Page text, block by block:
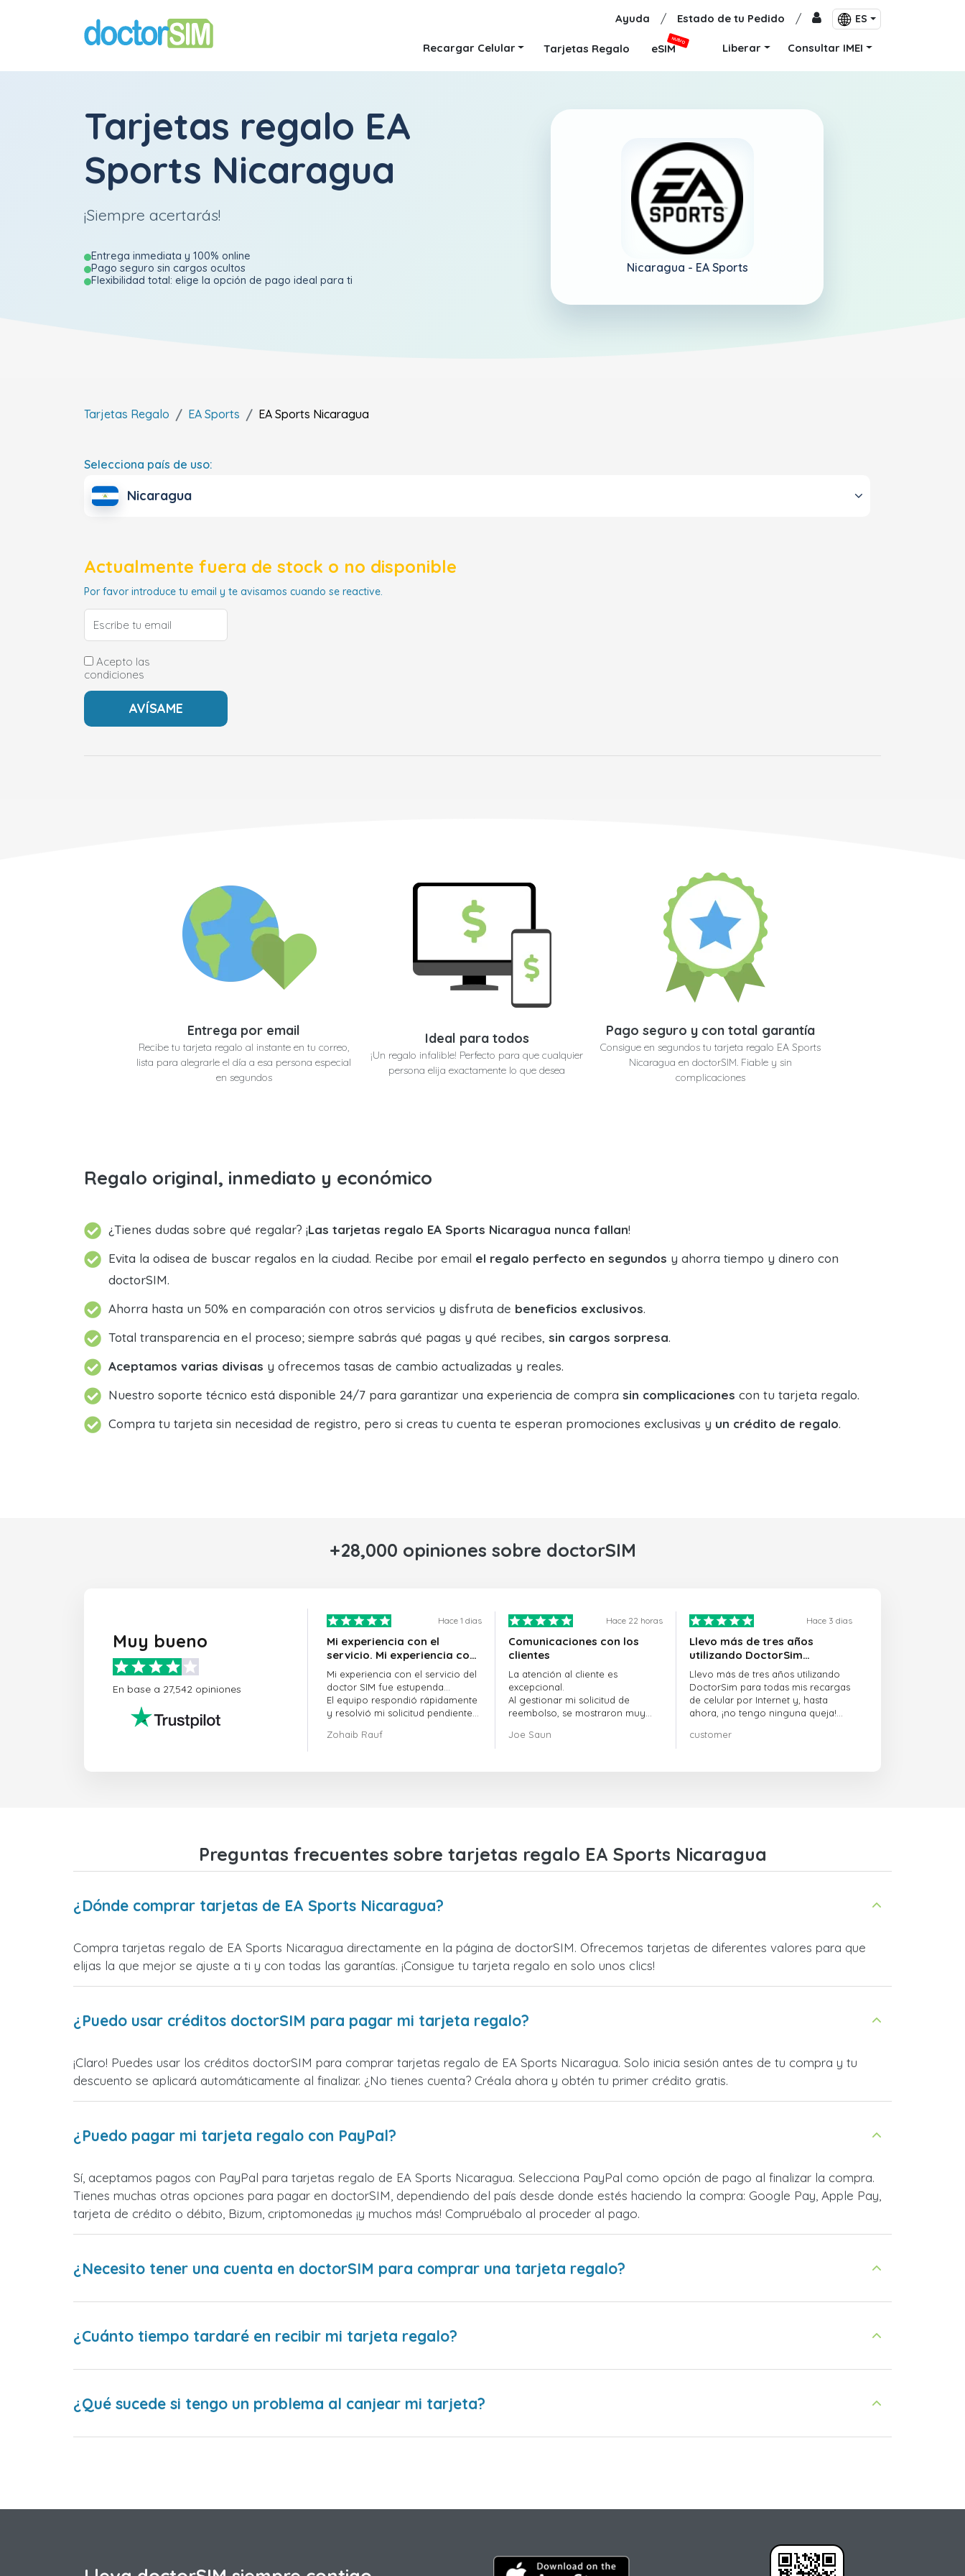
Ayuda / Estado de tu Pedido / ES
Recargar Celular Tarjetas Regalo eSIM
NUEVO
Liberar Consultar IMEI
Tarjetas regalo EA
Sports Nicaragua
¡Siempre acertarás!
Entrega inmediata y 100% online
Pago seguro sin cargos ocultos
Flexibilidad total: elige la opción de pago ideal para ti
Nicaragua - EA Sports
Tarjetas Regalo EA Sports EA Sports Nicaragua
Selecciona país de uso:
Nicaragua
Actualmente fuera de stock o no disponible
Por favor introduce tu email y te avisamos cuando se reactive.
Acepto las
condiciones
Entrega por email
Recibe tu tarjeta regalo al instante en tu correo,
lista para alegrarle el día a esa persona especial
en segundos
Ideal para todos
¡Un regalo infalible! Perfecto para que cualquier
persona elija exactamente lo que desea
Pago seguro y con total garantía
Consigue en segundos tu tarjeta regalo EA Sports
Nicaragua en doctorSIM. Fiable y sin
complicaciones
Regalo original, inmediato y económico
¿Tienes dudas sobre qué regalar? ¡Las tarjetas regalo EA Sports Nicaragua nunca fallan!
Evita la odisea de buscar regalos en la ciudad. Recibe por email el regalo perfecto en segundos y ahorra tiempo y dinero con
doctorSIM.
Ahorra hasta un 50% en comparación con otros servicios y disfruta de beneficios exclusivos.
Total transparencia en el proceso; siempre sabrás qué pagas y qué recibes, sin cargos sorpresa.
Aceptamos varias divisas y ofrecemos tasas de cambio actualizadas y reales.
Nuestro soporte técnico está disponible 24/7 para garantizar una experiencia de compra sin complicaciones con tu tarjeta regalo.
Compra tu tarjeta sin necesidad de registro, pero si creas tu cuenta te esperan promociones exclusivas y un crédito de regalo.
+28,000 opiniones sobre doctorSIM
Muy bueno
En base a 27,542 opiniones
Hace 1 dias
Mi experiencia con el
servicio. Mi experiencia con
el servicio de doctorSIM fue
estupenda.
Mi experiencia con el servicio del
doctor SIM fue estupenda...
El equipo respondió rápidamente
y resolvió mi solicitud pendiente
En general, fue una gran decisión
Zohaib Rauf
Hace 22 horas
Comunicaciones con los
clientes
La atención al cliente es
excepcional.
Al gestionar mi solicitud de
reembolso, se mostraron muy
gestión del proceso, y lograron
Joe Saun
Hace 3 dias
Llevo más de tres años
utilizando DoctorSim…
Llevo más de tres años utilizando
DoctorSim para todas mis recargas
de celular por Internet y, hasta
ahora, ¡no tengo ninguna queja!
customer
Preguntas frecuentes sobre tarjetas regalo EA Sports Nicaragua
¿Dónde comprar tarjetas de EA Sports Nicaragua?
Compra tarjetas regalo de EA Sports Nicaragua directamente en la página de doctorSIM. Ofrecemos tarjetas de diferentes valores para que
elijas la que mejor se ajuste a ti y con todas las garantías. ¡Consigue tu tarjeta regalo en solo unos clics!
¿Puedo usar créditos doctorSIM para pagar mi tarjeta regalo?
¡Claro! Puedes usar los créditos doctorSIM para comprar tarjetas regalo de EA Sports Nicaragua. Solo inicia sesión antes de tu compra y tu
descuento se aplicará automáticamente al finalizar. ¿No tienes cuenta? Créala ahora y obtén tu primer crédito gratis.
¿Puedo pagar mi tarjeta regalo con PayPal?
Sí, aceptamos pagos con PayPal para tarjetas regalo de EA Sports Nicaragua. Selecciona PayPal como opción de pago al finalizar la compra.
Tienes muchas otras opciones para pagar en doctorSIM, dependiendo del país desde donde estés haciendo la compra: Google Pay, Apple Pay,
tarjeta de crédito o débito, Bizum, criptomonedas ¡y muchos más! Compruébalo al proceder al pago.
¿Necesito tener una cuenta en doctorSIM para comprar una tarjeta regalo?
¿Cuánto tiempo tardaré en recibir mi tarjeta regalo?
¿Qué sucede si tengo un problema al canjear mi tarjeta?